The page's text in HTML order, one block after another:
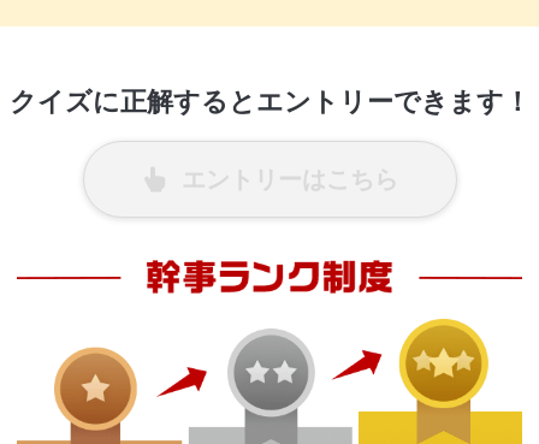
クイズに正解するとエントリーできます！
エントリーはこちら